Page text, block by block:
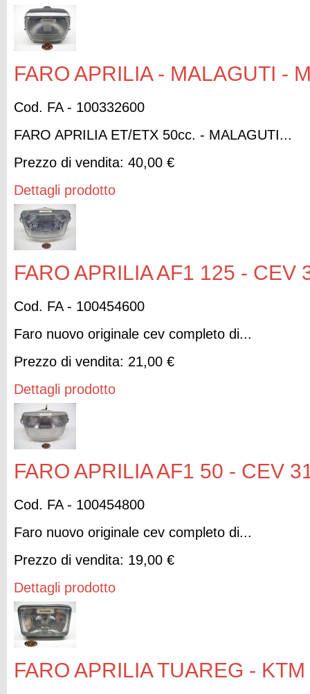
FARO APRILIA - MALAGUTI -
Cod. FA - 100332600
FARO APRILIA ET/ETX 50cc. - MALAGUTI...
Prezzo di vendita: 40,00 €
Dettagli prodotto
FARO APRILIA AF1 125 - CEV
Cod. FA - 100454600
Faro nuovo originale cev completo di...
Prezzo di vendita: 21,00 €
Dettagli prodotto
FARO APRILIA AF1 50 - CEV
Cod. FA - 100454800
Faro nuovo originale cev completo di...
Prezzo di vendita: 19,00 €
Dettagli prodotto
FARO APRILIA TUAREG -